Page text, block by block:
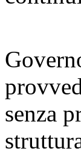
in
senza